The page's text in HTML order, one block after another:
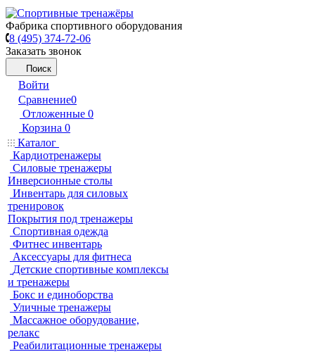
Фабрика спортивного оборудования
8 (495) 374-72-06
Заказать звонок
Поиск
Войти
Сравнение0
Отложенные 0
Корзина 0
Каталог
Кардиотренажеры
Силовые тренажеры
Инверсионные столы
Инвентарь для силовых
тренировок
Покрытия под тренажеры
Спортивная одежда
Фитнес инвентарь
Аксессуары для фитнеса
Детские спортивные комплексы
и тренажеры
Бокс и единоборства
Уличные тренажеры
Массажное оборудование,
релакс
Реабилитационные тренажеры